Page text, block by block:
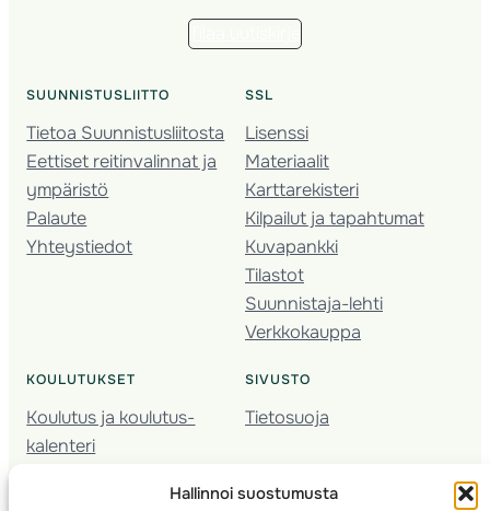
Hallinnoi suostumusta
SUUNNISTUSLIITTO
Tietoa Suunnistusliitosta
Eettiset reitinvalinnat ja
ympäristö
Palaute
Yhteystiedot
SSL
Lisenssi
Materiaalit
Karttarekisteri
Kilpailut ja tapahtumat
Kuvapankki
Tilastot
Suunnistaja-lehti
Verkkokauppa
KOULUTUKSET
Koulutus ja koulutus­
kalenteri
Seura­kehittäminen
SIVUSTO
Tietosuoja